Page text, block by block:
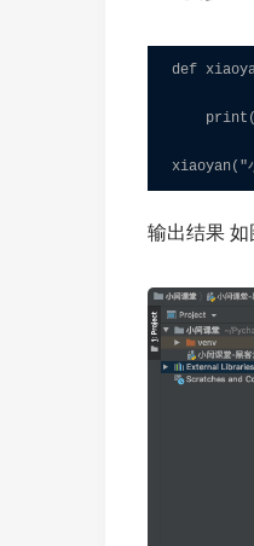
def
xiaoyan("
输出结果 如